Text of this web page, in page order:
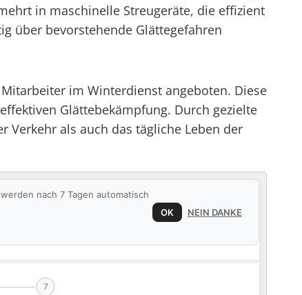
in maschinelle Streugeräte, die effizient
über bevorstehende Glättegefahren
im Winterdienst angeboten. Diese
Glättebekämpfung. Durch gezielte
Verkehr als auch das tägliche Leben der
nach 7 Tagen automatisch
OK NEIN DANKE
7